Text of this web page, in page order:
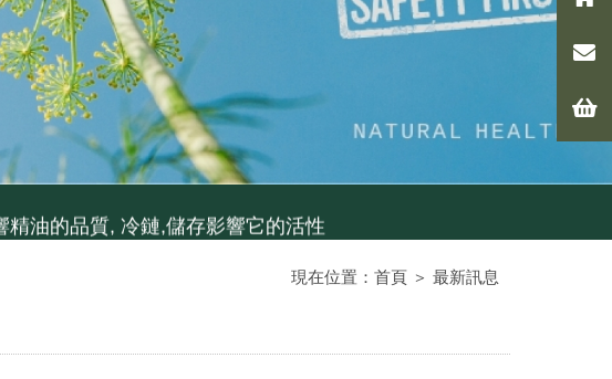
油的品質, 冷鏈,儲存影響它的活性
現在位置： 首頁 ＞ 最新訊息